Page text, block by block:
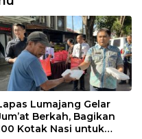
Lumajang Gelar
Berkah, Bagikan
Kotak Nasi untuk